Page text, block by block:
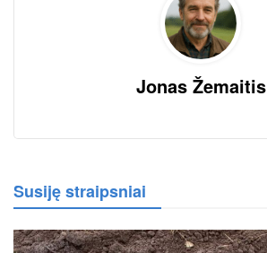
Jonas Žemaitis
Susiję straipsniai